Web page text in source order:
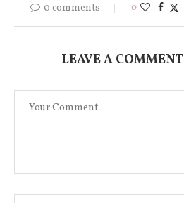
0 comments 0
LEAVE A COMMENT